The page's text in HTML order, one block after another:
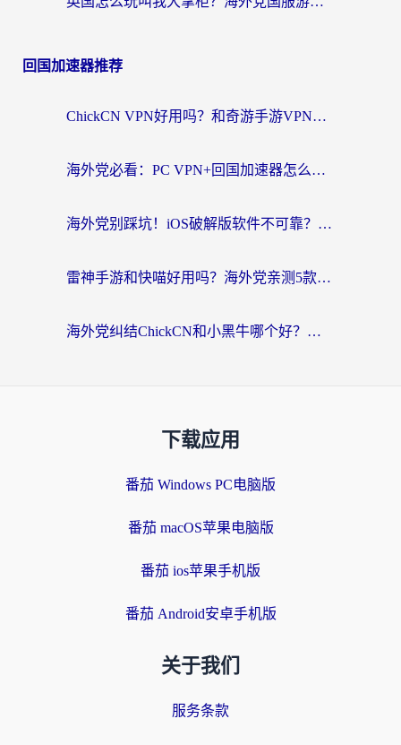
回国加速器推荐
ChickCN VPN好用吗？和奇游手游VPN对比哪个回国效果更好？海外党亲测实用指南
海外党必看：PC VPN+回国加速器怎么选？无缝访问国内资源全攻略
海外党别踩坑！iOS破解版软件不可靠？教你选对回国加速器无缝看国内资源
雷神手游和快喵好用吗？海外党亲测5款回国加速器，附斧牛Bling对比+微信视频号解决办法
海外党纠结ChickCN和小黑牛哪个好？一篇帮你选对回国加速器的实用指南
下载应用
番茄 Windows PC电脑版
番茄 macOS苹果电脑版
番茄 ios苹果手机版
番茄 Android安卓手机版
关于我们
服务条款